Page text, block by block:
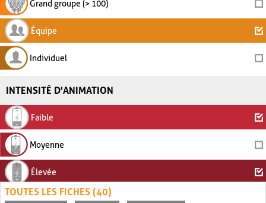
Grand groupe (> 100)
Équipe
Individuel
INTENSITÉ D'ANIMATION
Faible
Moyenne
Élevée
TOUTES LES FICHES (40)